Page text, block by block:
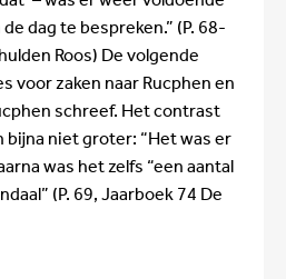
dag te bespreken.” (P. 68-
Roos) De volgende
voor zaken naar Rucphen en
schreef. Het contrast
bijna niet groter: “Het was er
was het zelfs “een aantal
(P. 69, Jaarboek 74 De